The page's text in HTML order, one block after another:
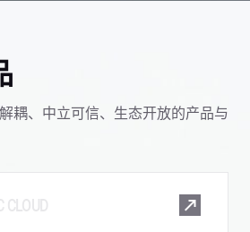
耦、中立可信、生态开放的产品与